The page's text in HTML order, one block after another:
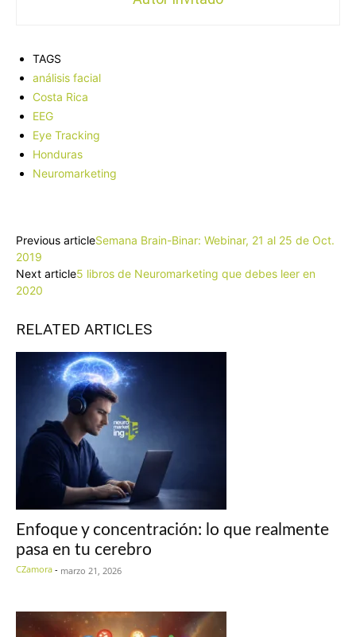
TAGS
análisis facial
Costa Rica
EEG
Eye Tracking
Honduras
Neuromarketing
Previous articleSemana Brain-Binar: Webinar, 21 al 25 de Oct.
2019
Next article5 libros de Neuromarketing que debes leer en
2020
RELATED ARTICLES
Enfoque y concentración: lo que realmente
pasa en tu cerebro
CZamora - marzo 21, 2026